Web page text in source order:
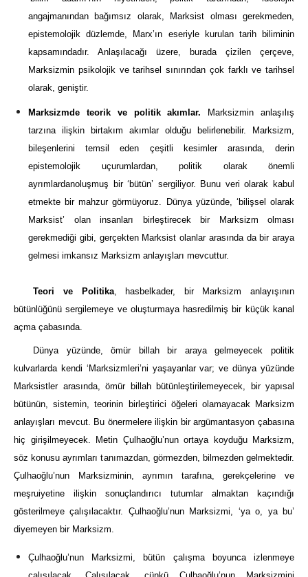
angajmanından bağımsız olarak, Marksist olması gerekmeden,
epistemolojik düzlemde, Marx’ın eseriyle kurulan tarih biliminin
kapsamındadır. Anlaşılacağı üzere, burada çizilen çerçeve,
Marksizmin psikolojik ve tarihsel sınırından çok farklı ve tarihsel
olarak, geniştir.
Marksizmde teorik ve politik akımlar. Marksizmin anlaşılış
tarzına ilişkin birtakım akımlar olduğu belirlenebilir. Marksizm,
bileşenlerini temsil eden çeşitli kesimler arasında, derin
epistemolojik uçurumlardan, politik olarak önemli
ayrımlardanoluşmuş bir ‘bütün’ sergiliyor. Bunu veri olarak kabul
etmekte bir mahzur görmüyoruz. Dünya yüzünde, ‘bilişsel olarak
Marksist’ olan insanları birleştirecek bir Marksizm olması
gerekmediği gibi, gerçekten Marksist olanlar arasında da bir araya
gelmesi imkansız Marksizm anlayışları mevcuttur.
Teori ve Politika, hasbelkader, bir Marksizm anlayışının
bütünlüğünü sergilemeye ve oluşturmaya hasredilmiş bir küçük kanal
açma çabasında.
Dünya yüzünde, ömür billah bir araya gelmeyecek politik
kulvarlarda kendi ‘Marksizmleri’ni yaşayanlar var; ve dünya yüzünde
Marksistler arasında, ömür billah bütünleştirilemeyecek, bir yapısal
bütünün, sistemin, teorinin birleştirici öğeleri olamayacak Marksizm
anlayışları mevcut. Bu önermelere ilişkin bir argümantasyon çabasına
hiç girişilmeyecek. Metin Çulhaoğlu’nun ortaya koyduğu Marksizm,
söz konusu ayrımları tanımazdan, görmezden, bilmezden gelmektedir.
Çulhaoğlu’nun Marksizminin, ayrımın tarafına, gerekçelerine ve
meşruiyetine ilişkin sonuçlandırıcı tutumlar almaktan kaçındığı
gösterilmeye çalışılacaktır. Çulhaoğlu’nun Marksizmi, ‘ya o, ya bu’
diyemeyen bir Marksizm.
Çulhaoğlu’nun Marksizmi, bütün çalışma boyunca izlenmeye